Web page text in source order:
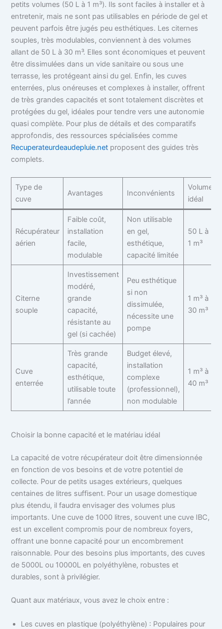
petits volumes (50 L à 1 m³). Ils sont faciles à installer et à
entretenir, mais ne sont pas utilisables en période de gel et
peuvent parfois être jugés peu esthétiques. Les citernes
souples, très modulables, conviennent à des volumes
allant de 50 L à 30 m³. Elles sont économiques et peuvent
être dissimulées dans un vide sanitaire ou sous une
terrasse, les protégeant ainsi du gel. Enfin, les cuves
enterrées, plus onéreuses et complexes à installer, offrent
de très grandes capacités et sont totalement discrètes et
protégées du gel, idéales pour tendre vers une autonomie
quasi complète. Pour plus de détails et des comparatifs
approfondis, des ressources spécialisées comme
Recuperateurdeaudepluie.net proposent des guides très
complets.
Type de
cuve
Avantages Inconvénients
Volume
idéal
Récupérateur
aérien
Faible coût,
installation
facile,
modulable
Non utilisable
en gel,
esthétique,
capacité limitée
50 L à
1 m³
Citerne
souple
Investissement
modéré,
grande
capacité,
résistante au
gel (si cachée)
Peu esthétique
si non
dissimulée,
nécessite une
pompe
1 m³ à
30 m³
Cuve
enterrée
Très grande
capacité,
esthétique,
utilisable toute
l’année
Budget élevé,
installation
complexe
(professionnel),
non modulable
1 m³ à
40 m³
Choisir la bonne capacité et le matériau idéal
La capacité de votre récupérateur doit être dimensionnée
en fonction de vos besoins et de votre potentiel de
collecte. Pour de petits usages extérieurs, quelques
centaines de litres suffisent. Pour un usage domestique
plus étendu, il faudra envisager des volumes plus
importants. Une cuve de 1000 litres, souvent une cuve IBC,
est un excellent compromis pour de nombreux foyers,
offrant une bonne capacité pour un encombrement
raisonnable. Pour des besoins plus importants, des cuves
de 5000L ou 10000L en polyéthylène, robustes et
durables, sont à privilégier.
Quant aux matériaux, vous avez le choix entre :
Les cuves en plastique (polyéthylène) : Populaires pour